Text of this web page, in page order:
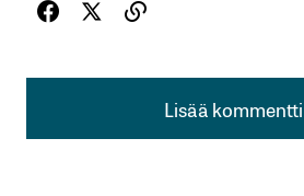
Lisää kommentti
Lisää kommentti